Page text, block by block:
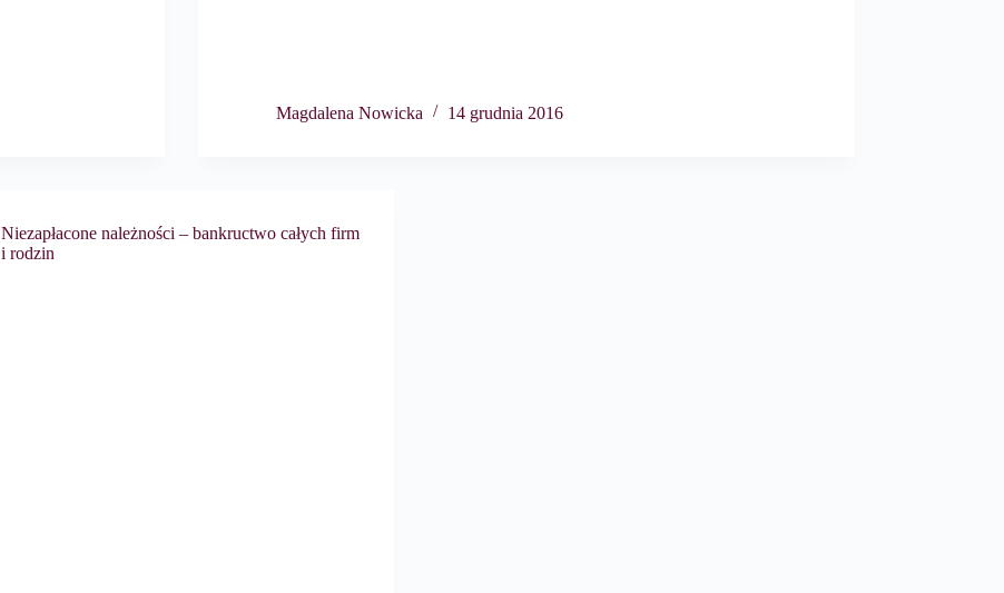
Magdalena Nowicka 14 grudnia 2016
Niezapłacone należności – bankructwo całych firm
i rodzin